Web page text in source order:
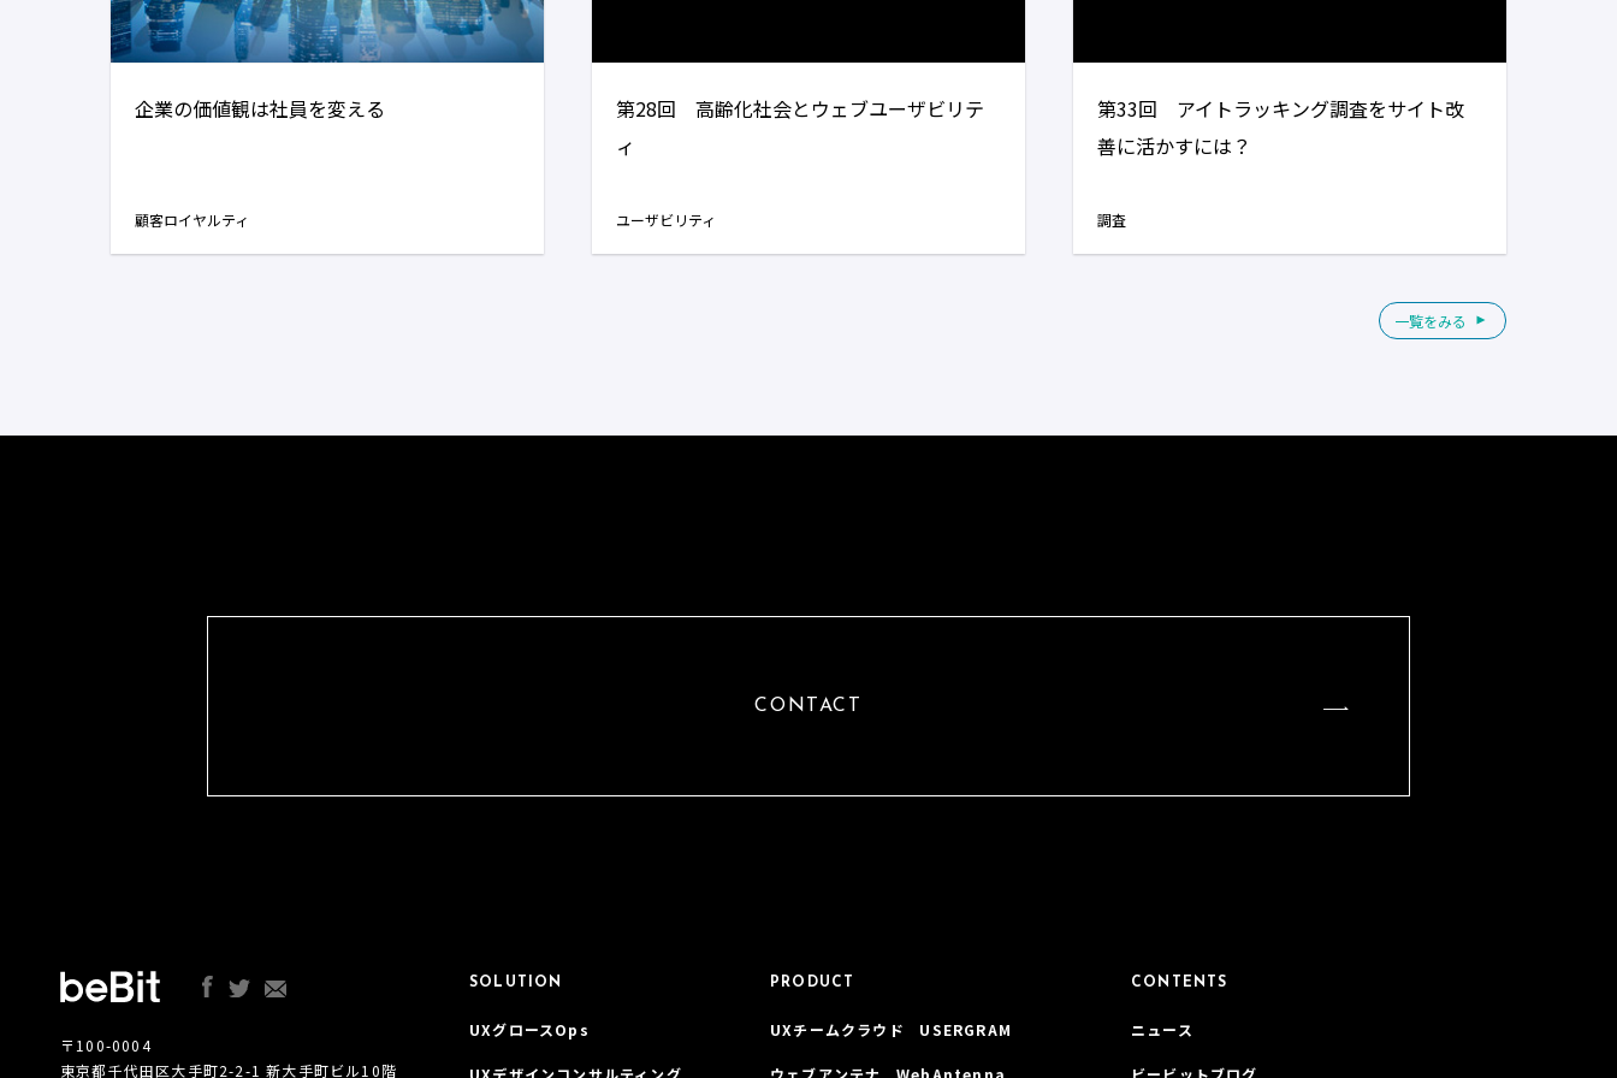
企業の価値観は社員を変える
顧客ロイヤルティ
第28回 高齢化社会とウェブユーザビリテ
ィ
ユーザビリティ
第33回 アイトラッキング調査をサイト改
善に活かすには？
調査
一覧をみる
CONTACT
〒100-0004
東京都千代田区大手町2-2-1 新大手町ビル10階
SOLUTION
UXグロースOps
UXデザインコンサルティング
PRODUCT
UXチームクラウド USERGRAM
ウェブアンテナ WebAntenna
CONTENTS
ニュース
ビービットブログ